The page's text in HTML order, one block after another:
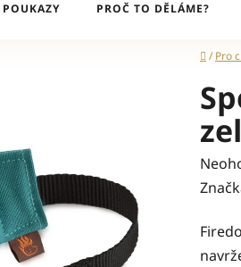
PROČ TO DĚLÁME?
Domů
/ Pro
je
0,0